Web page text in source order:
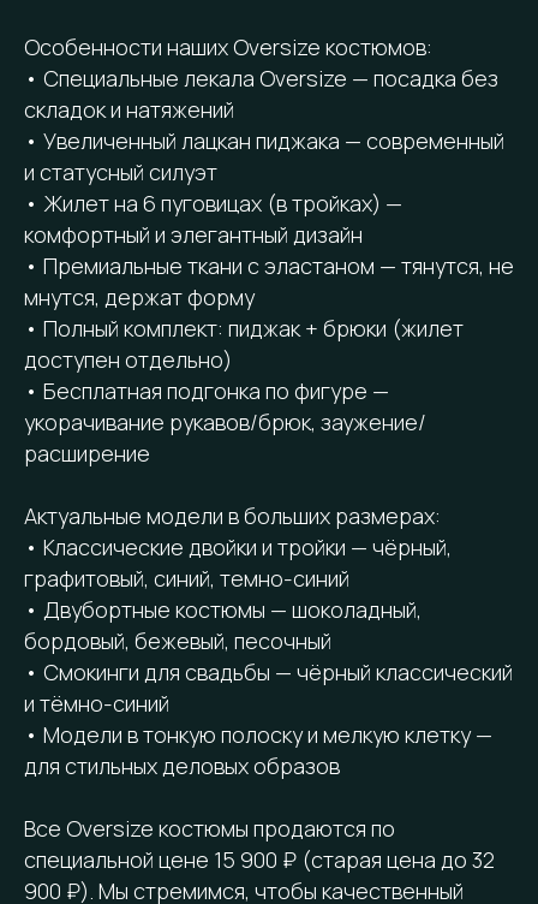
Особенности наших Oversize костюмов:
• Специальные лекала Oversize — посадка без
складок и натяжений
• Увеличенный лацкан пиджака — современный
и статусный силуэт
• Жилет на 6 пуговицах (в тройках) —
комфортный и элегантный дизайн
• Премиальные ткани с эластаном — тянутся, не
мнутся, держат форму
• Полный комплект: пиджак + брюки (жилет
доступен отдельно)
• Бесплатная подгонка по фигуре —
укорачивание рукавов/брюк, заужение/
расширение
Актуальные модели в больших размерах:
• Классические двойки и тройки — чёрный,
графитовый, синий, темно-синий
• Двубортные костюмы — шоколадный,
бордовый, бежевый, песочный
• Смокинги для свадьбы — чёрный классический
и тёмно-синий
• Модели в тонкую полоску и мелкую клетку —
для стильных деловых образов
Все Oversize костюмы продаются по
специальной цене 15 900 ₽ (старая цена до 32
900 ₽). Мы стремимся, чтобы качественный